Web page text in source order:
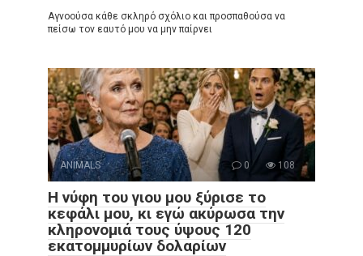
Αγνοούσα κάθε σκληρό σχόλιο και προσπαθούσα να
πείσω τον εαυτό μου να μην παίρνει
ANIMALS 0 108
Η νύφη του γιου μου ξύρισε το
κεφάλι μου, κι εγώ ακύρωσα την
κληρονομιά τους ύψους 120
εκατομμυρίων δολαρίων